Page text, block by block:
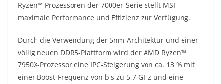
Ryzen™ Prozessoren der 7000er-Serie stellt MSI
maximale Performance und Effizienz zur Verfügung.
Durch die Verwendung der 5nm-Architektur und einer
völlig neuen DDR5-Plattform wird der AMD Ryzen™
7950X-Prozessor eine IPC-Steigerung von ca. 13 % mit
einer Boost-Frequenz von bis zu 5,7 GHz und eine